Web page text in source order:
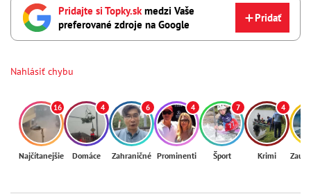
Pridajte si Topky.skmedzi Vaše
preferované zdroje na Google
Pridať
Nahlásiť chybu
16
Najčítanejšie
4
Domáce
6
Zahraničné
4
Prominenti
7
Šport
4
Krimi